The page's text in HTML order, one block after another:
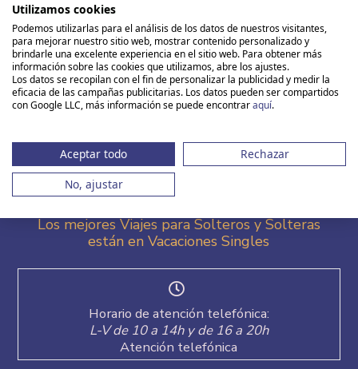
PAQUETES DE BEBIDAS EASY
HAZ TU RESERVA
Los mejores Viajes para Solteros y Solteras
están en Vacaciones Singles
Horario de atención telefónica:
L-V de 10 a 14h y de 16 a 20h
Atención telefónica
Utilizamos cookies
Podemos utilizarlas para el análisis de los datos de nuestros visitantes,
para mejorar nuestro sitio web, mostrar contenido personalizado y
brindarle una excelente experiencia en el sitio web. Para obtener más
información sobre las cookies que utilizamos, abre los ajustes.
Los datos se recopilan con el fin de personalizar la publicidad y medir la
eficacia de las campañas publicitarias. Los datos pueden ser compartidos
con Google LLC, más información se puede encontraraquí.
Aceptar todo
Rechazar
No, ajustar